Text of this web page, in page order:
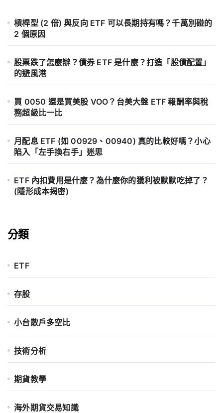
槓桿型 (2 倍) 與反向 ETF 可以長期持有嗎？千萬別碰的
2 個原因
股票跌了怎麼辦？債券 ETF 是什麼？打造「股債配置」
的避風港
買 0050 還是買美股 VOO？台美大盤 ETF 報酬率與稅
務超級比一比
月配息 ETF (如 00929、00940) 真的比較好嗎？小心
陷入「左手換右手」迷思
ETF 內扣費用是什麼？為什麼你的獲利被默默吃掉了？
(隱形成本揭密)
分類
ETF
存股
小台散戶多空比
技術分析
期貨教學
海外期貨交易知識